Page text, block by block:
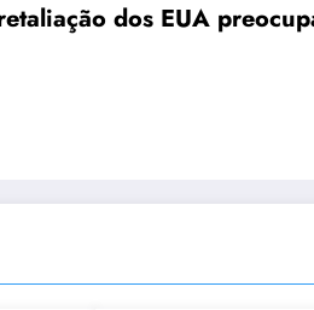
dos EUA